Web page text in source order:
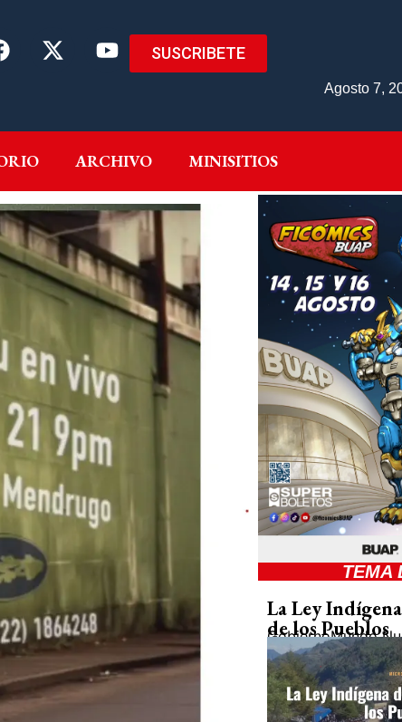
SUSCRIBETE
Agosto 7,
ARCHIVO MINISITIOS
DIRECTORIO ARCHIVO MINISITIOS
TEMA
La Ley
de los Pueblos
GobiernoMundo